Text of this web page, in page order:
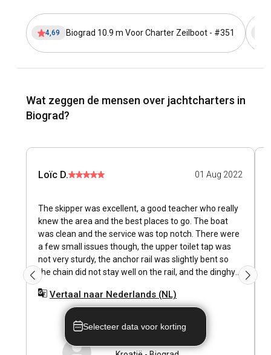
4,69 Biograd 10.9 m Voor Charter Zeilboot - #351
Wat zeggen de mensen over jachtcharters in
Biograd?
Loïc D. 01 Aug 2022
The skipper was excellent, a good teacher who really
knew the area and the best places to go. The boat
was clean and the service was top notch. There were
a few small issues though, the upper toilet tap was
not very sturdy, the anchor rail was slightly bent so
the chain did not stay well on the rail, and the dinghy
motor was quite old and not very reliable.
Vertaal naar Nederlands (NL)
Selecteer data voor korting